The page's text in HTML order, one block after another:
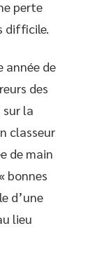
perte
difficile.
année de
des
sur la
classeur
de main
bonnes
d’une
lieu